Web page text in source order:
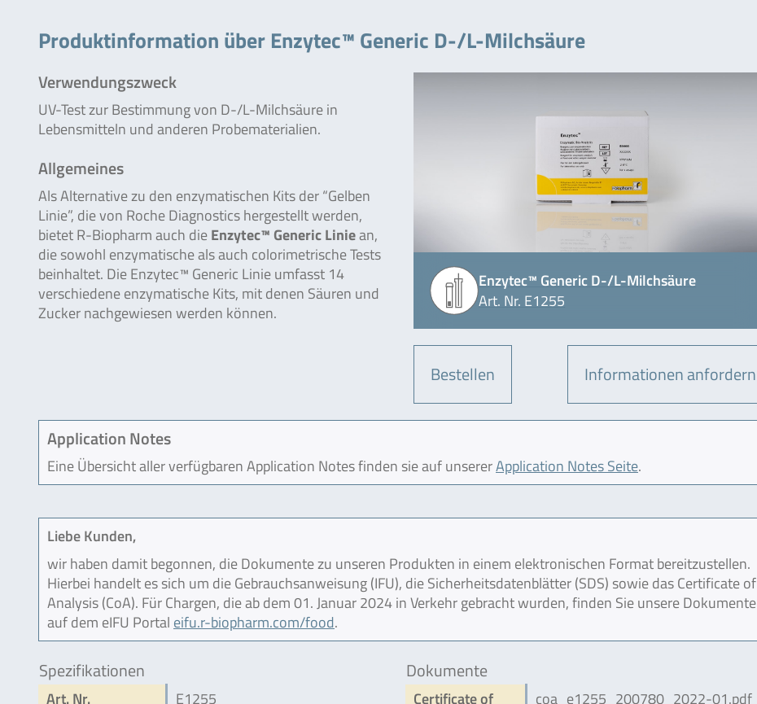
Produktinformation über Enzytec™ Generic D-/L-Milchsäure
Enzytec™ Generic D-/L-Milchsäure
Art. Nr. E1255
Bestellen Informationen anfordern
Verwendungszweck
UV-Test zur Bestimmung von D-/L-Milchsäure in
Lebensmitteln und anderen Probematerialien.
Allgemeines
Als Alternative zu den enzymatischen Kits der “Gelben
Linie”, die von Roche Diagnostics hergestellt werden,
bietet R-Biopharm auch dieEnzytec™ Generic Liniean,
die sowohl enzymatische als auch colorimetrische Tests
beinhaltet. Die Enzytec™ Generic Linie umfasst 14
verschiedene enzymatische Kits, mit denen Säuren und
Zucker nachgewiesen werden können.
Application Notes
Eine Übersicht aller verfügbaren Application Notes finden sie auf unsererApplication Notes Seite.
Liebe Kunden,
wir haben damit begonnen, die Dokumente zu unseren Produkten in einem elektronischen Format bereitzustellen.
Hierbei handelt es sich um die Gebrauchsanweisung (IFU), die Sicherheitsdatenblätter (SDS) sowie das Certificate of
Analysis (CoA). Für Chargen, die ab dem 01. Januar 2024 in Verkehr gebracht wurden, finden Sie unsere Dokumente
auf dem eIFU Portal eifu.r-biopharm.com/food.
Spezifikationen
Art. Nr. E1255
Dokumente
Certificate of coa_e1255_200780_2022-01.pdf